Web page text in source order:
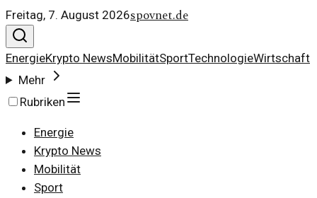
Freitag, 7. August 2026spovnet.de
EnergieKrypto NewsMobilitätSportTechnologieWirtschaft
Mehr
Rubriken
Energie
Krypto News
Mobilität
Sport